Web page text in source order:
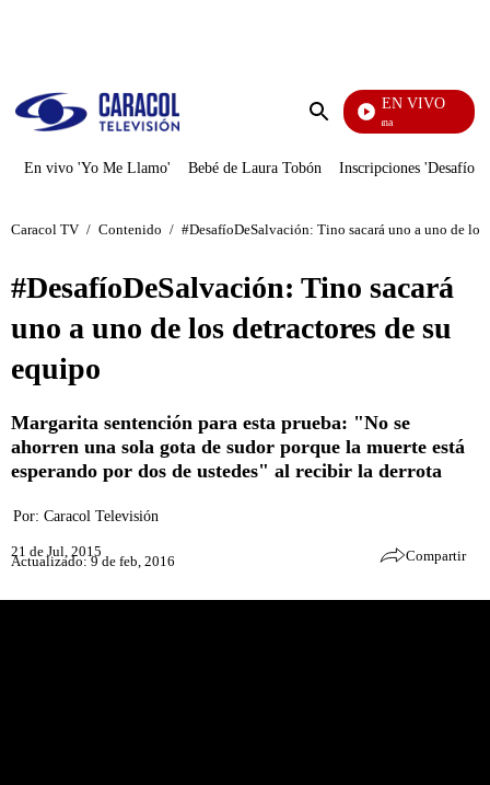
Enviar
EN VIVO
Diario De Diana
En vivo 'Yo Me Llamo' Bebé de Laura Tobón Inscripciones 'Desafío'
Caracol TV / Contenido / #DesafíoDeSalvación: Tino sacará uno a uno de los
#DesafíoDeSalvación: Tino sacará
uno a uno de los detractores de su
equipo
Margarita sentención para esta prueba: "No se
ahorren una sola gota de sudor porque la muerte está
esperando por dos de ustedes" al recibir la derrota
Por: Caracol Televisión
21 de Jul, 2015
Actualizado: 9 de feb, 2016 Compartir